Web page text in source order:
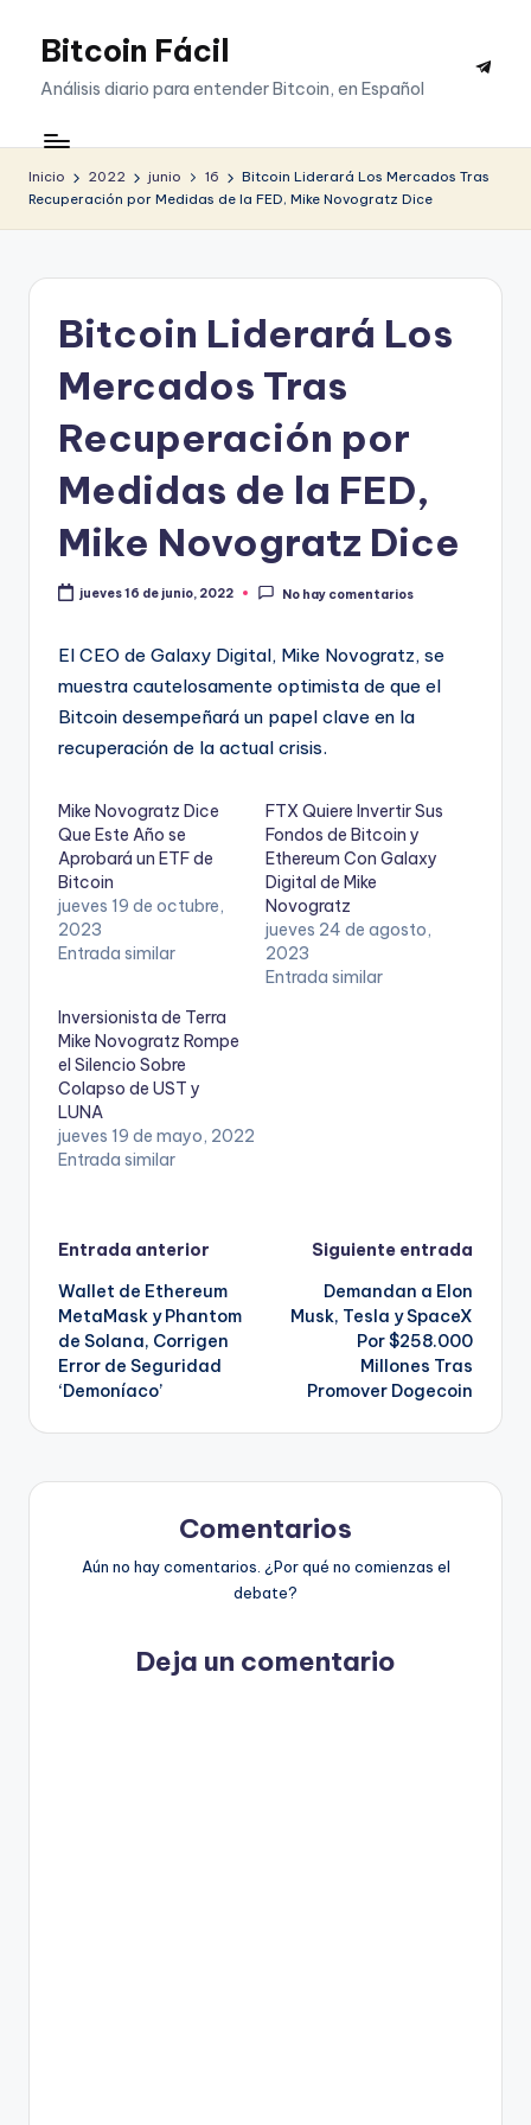
SaltarBitcoin Fácil
Análisis diario para entender Bitcoin, en Español
Inicio 2022 junio 16
Bitcoin Liderará Los Mercados Tras
Recuperación por Medidas de la FED, Mike Novogratz Dice
Bitcoin Liderará Los
Mercados Tras
Recuperación por
Medidas de la FED,
Mike Novogratz Dice
jueves 16 de junio, 2022 No hay comentarios
El CEO de Galaxy Digital, Mike Novogratz, se
muestra cautelosamente optimista de que el
Bitcoin desempeñará un papel clave en la
recuperación de la actual crisis.
Mike Novogratz Dice
Que Este Año se
Aprobará un ETF de
Bitcoin
jueves 19 de octubre,
2023
Entrada similar
FTX Quiere Invertir Sus
Fondos de Bitcoin y
Ethereum Con Galaxy
Digital de Mike
Novogratz
jueves 24 de agosto,
2023
Entrada similar
Inversionista de Terra
Mike Novogratz Rompe
el Silencio Sobre
Colapso de UST y
LUNA
jueves 19 de mayo, 2022
Entrada similar
Navegación
de
entradas
Entrada anterior
Wallet de Ethereum
MetaMask y Phantom
de Solana, Corrigen
Error de Seguridad
‘Demoníaco’
Siguiente entrada
Demandan a Elon
Musk, Tesla y SpaceX
Por $258.000
Millones Tras
Promover Dogecoin
Comentarios
Aún no hay comentarios. ¿Por qué no comienzas el
debate?
Deja un comentario